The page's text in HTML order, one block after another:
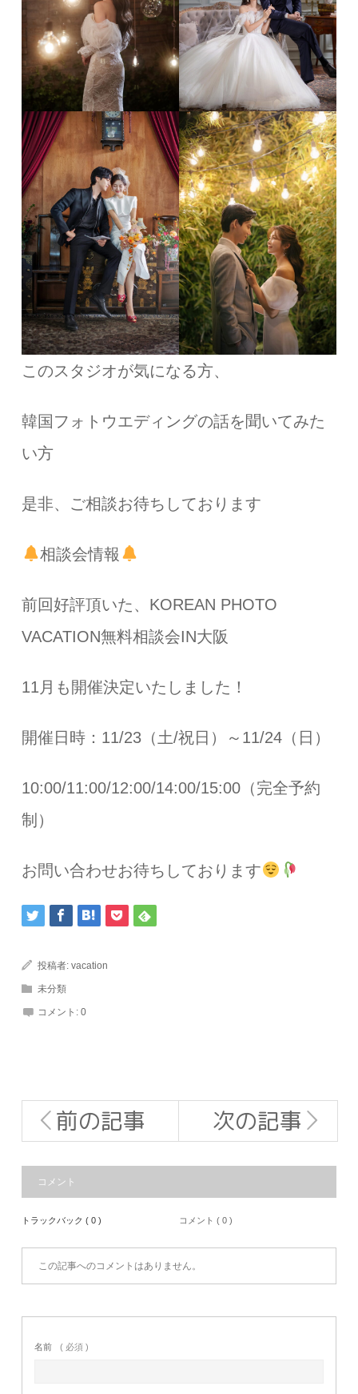
このスタジオが気になる方、
韓国フォトウエディングの話を聞いてみた
い方
是非、ご相談お待ちしております
相談会情報
前回好評頂いた、KOREAN PHOTO
VACATION無料相談会IN大阪
11月も開催決定いたしました！
開催日時：11/23（土/祝日）～11/24（日）
10:00/11:00/12:00/14:00/15:00（完全予約
制）
お問い合わせお待ちしております
投稿者:vacation
未分類
コメント:0
前の記事 次の記事
コメント
トラックバック ( 0 ) コメント ( 0 )
この記事へのコメントはありません。
名前 ( 必須 )